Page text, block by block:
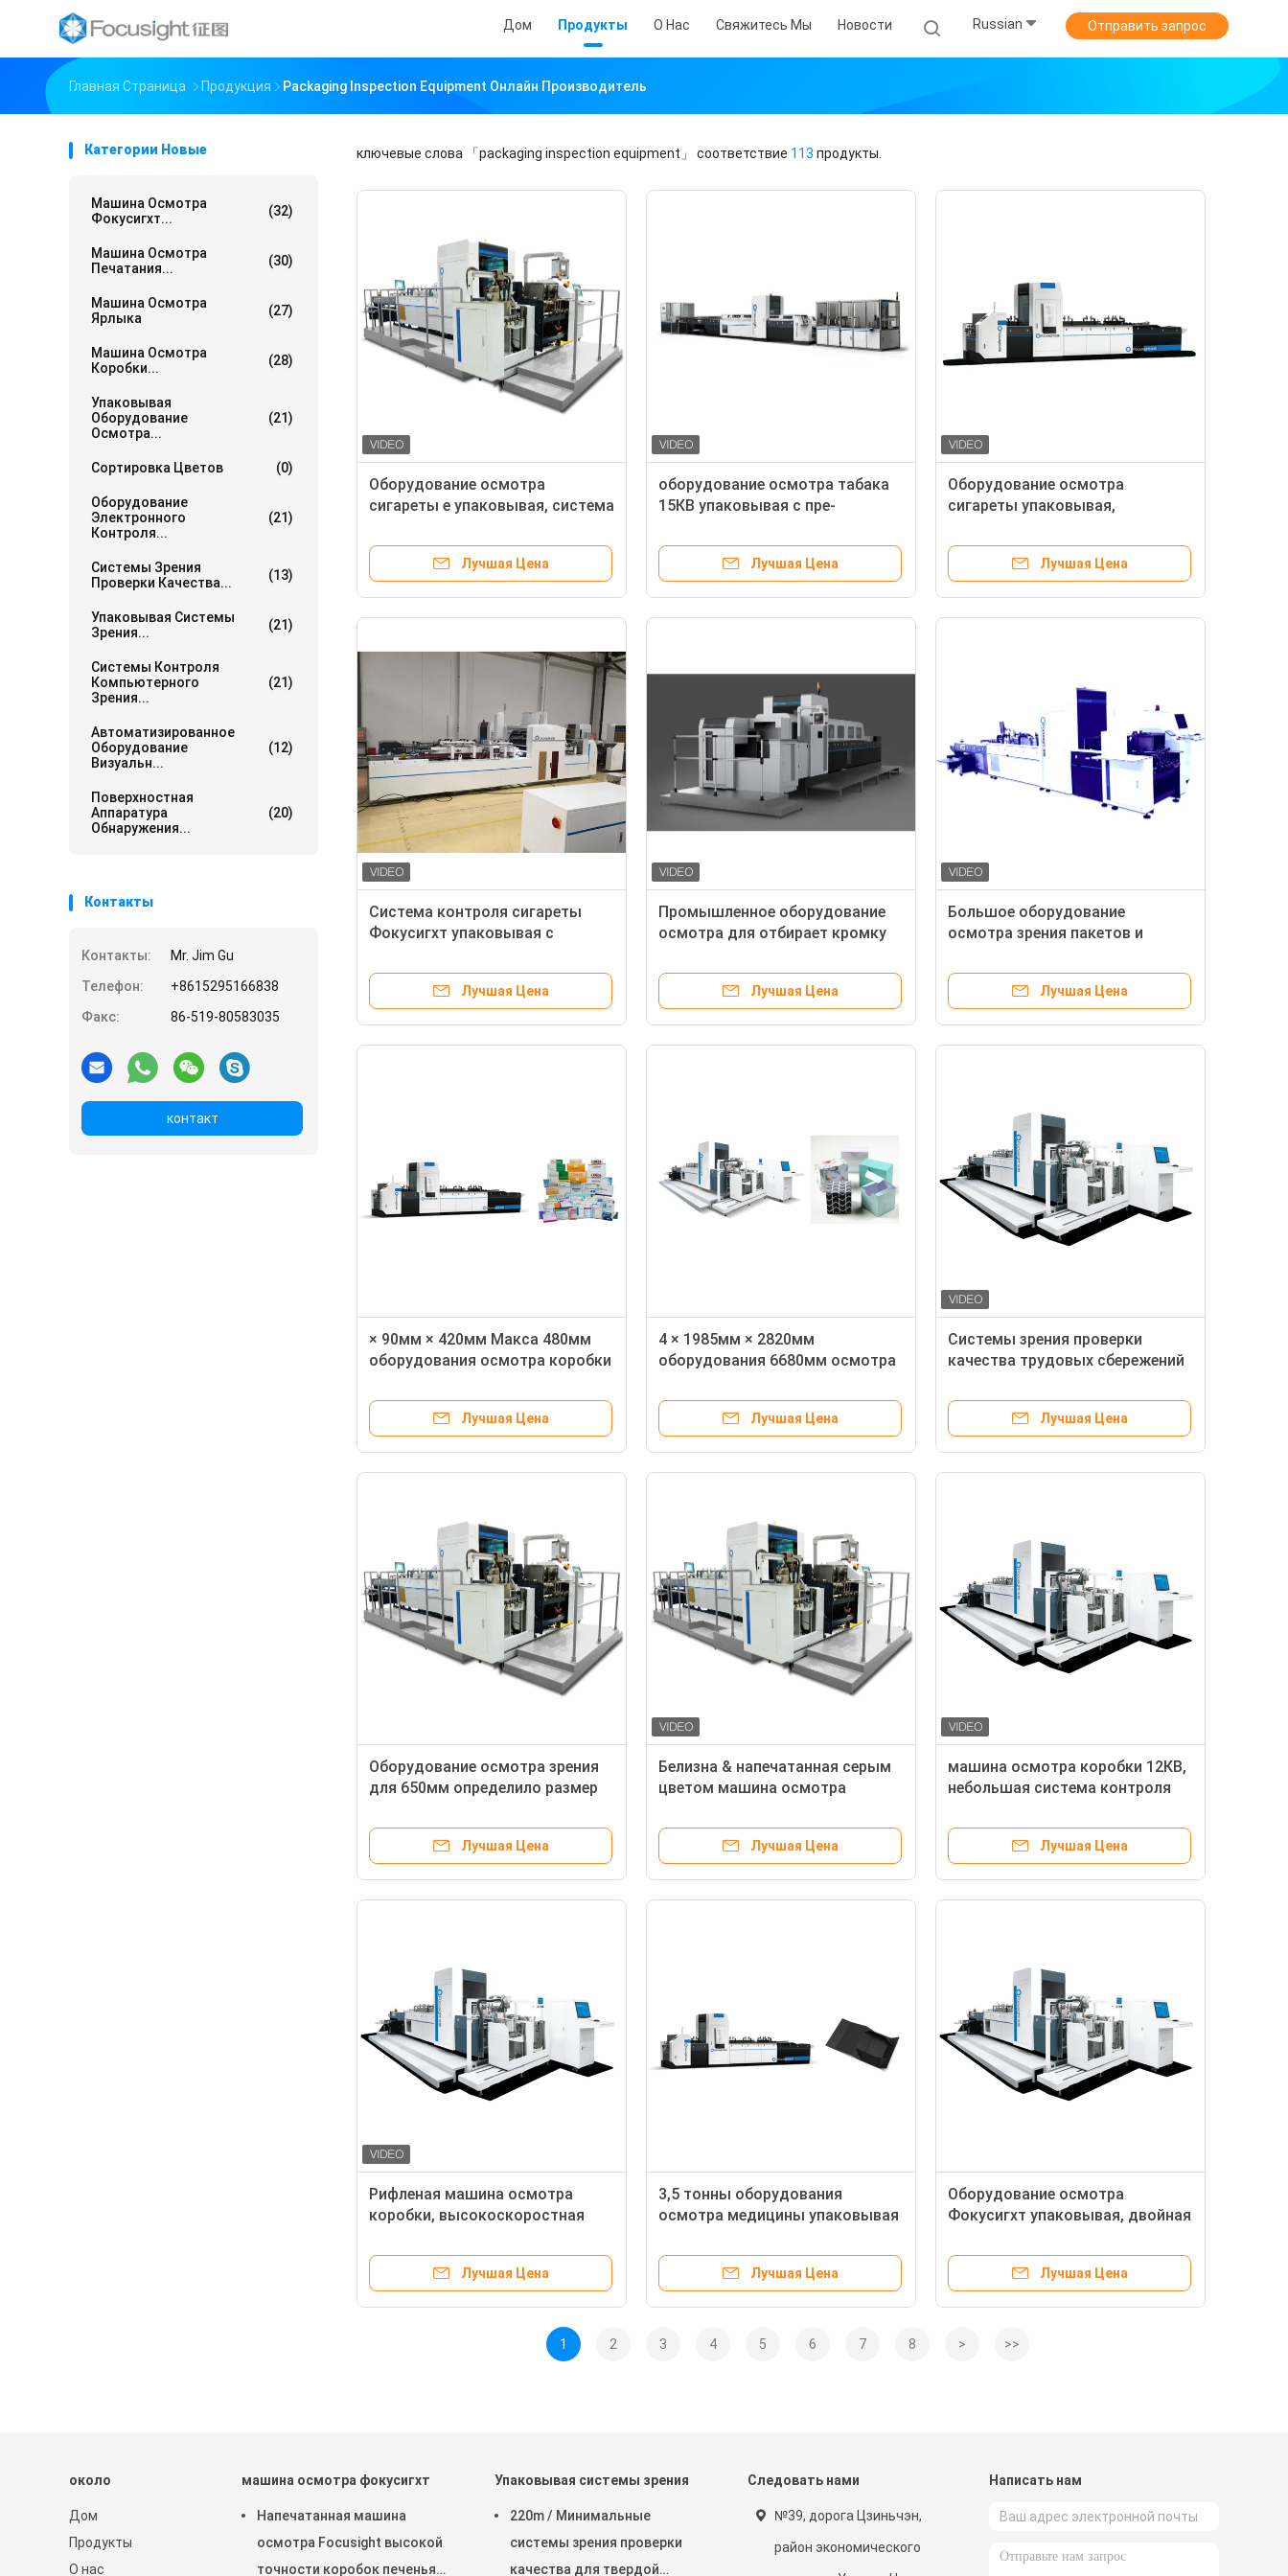
Дом Продукты О Нас Свяжитесь Мы Новости Russian Отправить запрос
Главная Страница Продукция Packaging Inspection Equipment Онлайн Производитель
Категории Новые
Машина Осмотра
Фокусигхт...
(32)
Машина Осмотра
Печатания...
(30)
Машина Осмотра
Ярлыка
(27)
Машина Осмотра
Коробки...
(28)
Упаковывая
Оборудование
Осмотра...
(21)
Сортировка Цветов (0)
Оборудование
Электронного
Контроля...
(21)
Системы Зрения
Проверки Качества...
(13)
Упаковывая Системы
Зрения...
(21)
Системы Контроля
Компьютерного
Зрения...
(21)
Автоматизированное
Оборудование
Визуальн...
(12)
Поверхностная
Аппаратура
Обнаружения...
(20)
Контакты
Контакты:
Mr. Jim Gu
Телефон:
+8615295166838
Факс:
86-519-80583035
контакт
ключевые слова 「packaging inspection equipment」 соответствие 113 продукты.
Оборудование осмотра
сигареты е упаковывая, система
Лучшая Цена
оборудование осмотра табака
15КВ упаковывая с пре-
Лучшая Цена
Оборудование осмотра
сигареты упаковывая,
проверки качества
Лучшая Цена
Система контроля сигареты
Фокусигхт упаковывая с
машиной
Лучшая Цена
Промышленное оборудование
осмотра для отбирает кромку
коробок сигареты
Лучшая Цена
Большое оборудование
осмотра зрения пакетов и
Лучшая Цена
× 90мм × 420мм Макса 480мм
оборудования осмотра коробки
90мм
Лучшая Цена
4 × 1985мм × 2820мм
оборудования 6680мм осмотра
Лучшая Цена
Системы зрения проверки
качества трудовых сбережений
упаковывая
Лучшая Цена
Оборудование осмотра зрения
для 650мм определило размер
складывая
Лучшая Цена
Белизна & напечатанная серым
цветом машина осмотра
качественная система контроля
Лучшая Цена
машина осмотра коробки 12КВ,
небольшая система контроля
формата
Лучшая Цена
Рифленая машина осмотра
коробки, высокоскоростная
Лучшая Цена
3,5 тонны оборудования
осмотра медицины упаковывая
Лучшая Цена
Оборудование осмотра
Фокусигхт упаковывая, двойная
печати коробки
Лучшая Цена
1 2 3 4 5 6 7 8 > >>
около
Дом
Продукты
О нас
машина осмотра фокусигхт
Напечатанная машина
осмотра Focusight высокой
точности коробок печенья
Упаковывая системы зрения
220m / Минимальные
системы зрения проверки
качества для твердой
Следовать нами
№39, дорога Цзиньчэн,
район экономического
Написать нам